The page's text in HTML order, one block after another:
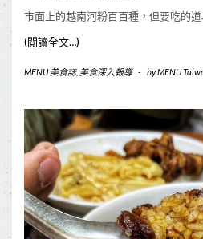
市面上的越南河粉百百種，但要吃的道
(閱讀全文…)
MENU 美食誌, 美食深入報導 - byMENU